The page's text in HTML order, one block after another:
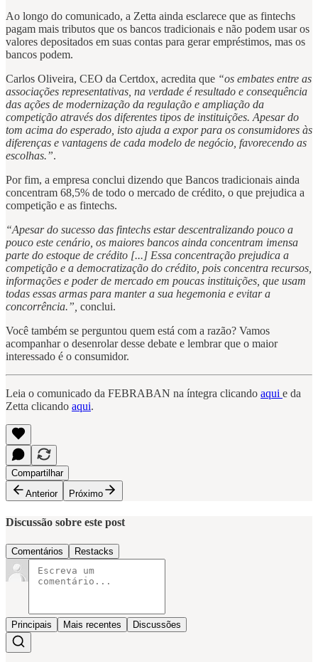
Ao longo do comunicado, a Zetta ainda esclarece que as fintechs
pagam mais tributos que os bancos tradicionais e não podem usar os
valores depositados em suas contas para gerar empréstimos, mas os
bancos podem.
Carlos Oliveira, CEO da Certdox, acredita que “os embates entre as
associações representativas, na verdade é resultado e consequência
das ações de modernização da regulação e ampliação da
competição através dos diferentes tipos de instituições. Apesar do
tom acima do esperado, isto ajuda a expor para os consumidores às
diferenças e vantagens de cada modelo de negócio, favorecendo as
escolhas.”.
Por fim, a empresa conclui dizendo que Bancos tradicionais ainda
concentram 68,5% de todo o mercado de crédito, o que prejudica a
competição e as fintechs.
“Apesar do sucesso das fintechs estar descentralizando pouco a
pouco este cenário, os maiores bancos ainda concentram imensa
parte do estoque de crédito [...] Essa concentração prejudica a
competição e a democratização do crédito, pois concentra recursos,
informações e poder de mercado em poucas instituições, que usam
todas essas armas para manter a sua hegemonia e evitar a
concorrência.”, conclui.
Você também se perguntou quem está com a razão? Vamos
acompanhar o desenrolar desse debate e lembrar que o maior
interessado é o consumidor.
Leia o comunicado da FEBRABAN na íntegra clicando aqui e da
Zetta clicando aqui.
Compartilhar
Anterior
Próximo
Discussão sobre este post
Comentários Restacks
Principais Mais recentes Discussões